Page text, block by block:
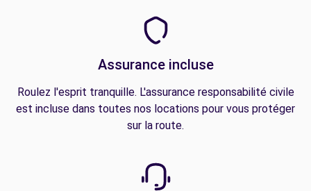
Assurance incluse
Roulez l'esprit tranquille. L'assurance responsabilité civile
est incluse dans toutes nos locations pour vous protéger
sur la route.